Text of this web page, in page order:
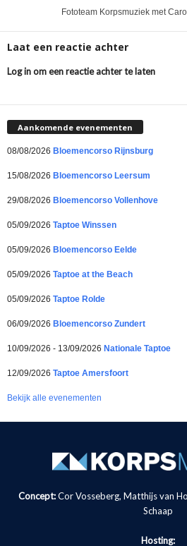
Fototeam Korpsmuziek met
Laat een reactie achter
Log in om een reactie achter te laten
Aankomende evenementen
08/08/2026 Bloemencorso Rijnsburg
15/08/2026 Bloemencorso Leersum
29/08/2026 Bloemencorso Vollenhove
05/09/2026 Taptoe Winssen
05/09/2026 Bloemencorso Eelde
05/09/2026 Taptoe at the Beach
05/09/2026 Taptoe Rolde
06/09/2026 Bloemencorso Zundert
10/09/2026 - 13/09/2026 Nationale Taptoe
12/09/2026 Taptoe Amersfoort
Bekijk alle evenementen
Concept:Cor Vosseberg, Matthijs van
Schaap
Hosting: